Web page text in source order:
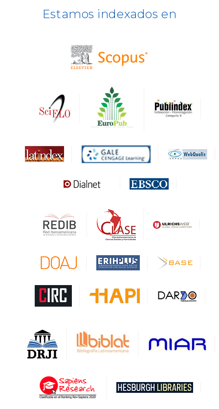
BASE
DARDO
MIAR
Sapiens Research
Gale Cengage Learning
Estamos indexados en